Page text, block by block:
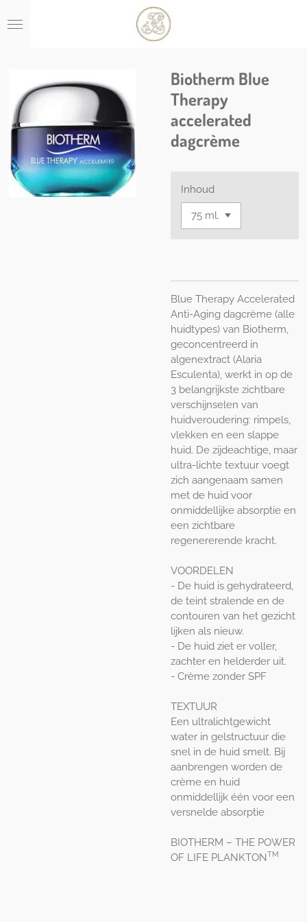
direct
Biotherm Blue
Therapy
accelerated
dagcrème
Inhoud
Blue Therapy Accelerated
Anti-Aging dagcrème (alle
huidtypes) van Biotherm,
geconcentreerd in
algenextract (Alaria
Esculenta), werkt in op de
3 belangrijkste zichtbare
verschijnselen van
huidveroudering: rimpels,
vlekken en een slappe
huid. De zijdeachtige, maar
ultra-lichte textuur voegt
zich aangenaam samen
met de huid voor
onmiddellijke absorptie en
een zichtbare
regenererende kracht.
VOORDELEN
- De huid is gehydrateerd,
de teint stralende en de
contouren van het gezicht
lijken als nieuw.
- De huid ziet er voller,
zachter en helderder uit.
- Crème zonder SPF
TEXTUUR
Een ultralichtgewicht
water in gelstructuur die
snel in de huid smelt. Bij
aanbrengen worden de
crème en huid
onmiddellijk één voor een
versnelde absorptie
BIOTHERM – THE POWER
OF LIFE PLANKTONTM